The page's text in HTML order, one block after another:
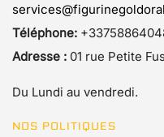
Téléphone:
Adresse : 01 rue Petite
Du Lundi au vendredi.
NOS POLITIQUES